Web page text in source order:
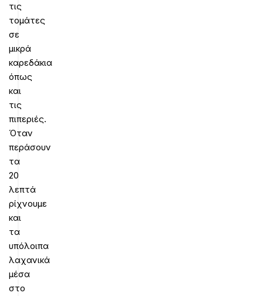
τις
τομάτες
σε
μικρά
καρεδάκια
όπως
και
τις
πιπεριές.
Όταν
περάσουν
τα
20
λεπτά
ρίχνουμε
και
τα
υπόλοιπα
λαχανικά
μέσα
στο